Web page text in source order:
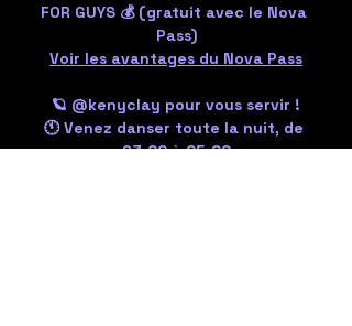
FOR GUYS 💰 (gratuit avec le Nova
Pass)
Voir les avantages du Nova Pass
🪐 @kenyclay pour vous servir !
🕚 Venez danser toute la nuit, de
23:00 à 05:00